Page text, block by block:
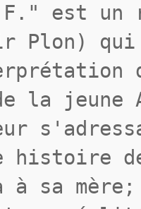
F." est un
Plon) qui
la jeune
histoire
à sa